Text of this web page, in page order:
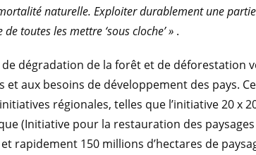
naturelle. Exploiter durablement une
toutes les mettre ‘sous cloche’ » .
dégradation de la forêt et de déforestation
aux besoins de développement des pays.
régionales, telles que l’initiative 20 x
(Initiative pour la restauration des
rapidement 150 millions d’hectares de